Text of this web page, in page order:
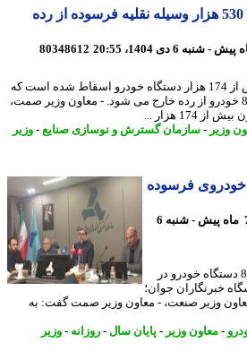
معاون وزیر صمت: 530 هزار وسیله نقلیه فرسوده از رده
80348612
از ابتدای سال جاری تاکنون بیش از 174 هزار دستگاه خودرو اسقاط شده است که
میانگین روزانه حدود 880 خودرو از رده خارج می شود. - معاون وزیر صمت،
...
- سازمان گسترش و نوسازی صنایع-وزیر
خودروی فرسوده
7 ماه پیش - شنبه 6
روزانه حدود 880 دستگاه خودرو در
جوان؛
وزیر صنعت، - معاون وزیر صمت گفت: به
معاون وزیر - پایان سال -روزانه-
وزیر